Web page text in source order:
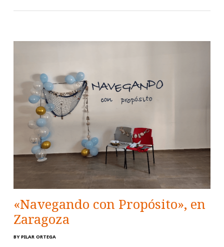
«Navegando con Propósito», en
Zaragoza
BY PILAR ORTEGA